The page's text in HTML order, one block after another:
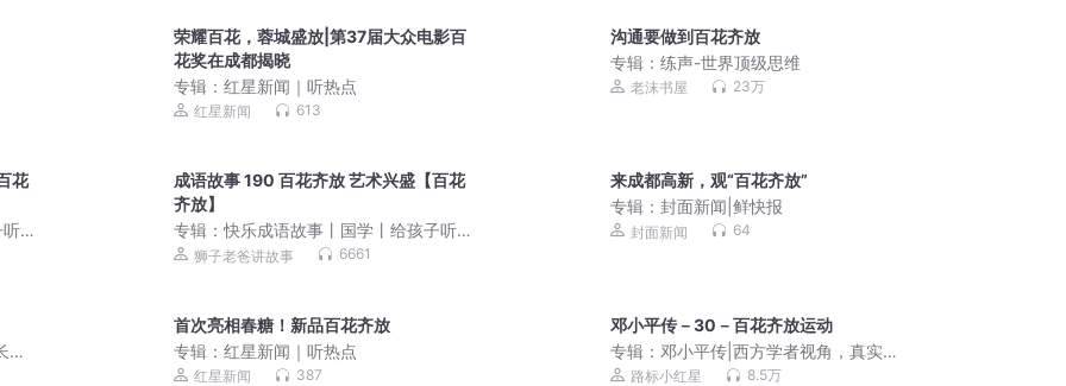
荣耀百花，蓉城盛放|第37届大众电影百
花奖在成都揭晓
专辑：红星新闻｜听热点
红星新闻 613
沟通要做到百花齐放
专辑：练声-世界顶级思维
老沫书屋 23万
花
听
成语故事 190 百花齐放 艺术兴盛【百花
齐放】
专辑：快乐成语故事丨国学丨给孩子听
的中华成语丨狮子老爸
狮子老爸讲故事 6661
来成都高新，观“百花齐放”
专辑：封面新闻|鲜快报
封面新闻 64
篇
首次亮相春糖！新品百花齐放
专辑：红星新闻｜听热点
红星新闻 387
邓小平传－30－百花齐放运动
专辑： 邓小平传|西方学者视角，真实再
现近现代中国历史纪实
路标小红星 8.5万